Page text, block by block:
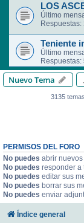
LOS
Último
Respuestas:
Teniente
Último
Respuestas:
Nuevo Tema
3135 temas
PERMISOS DEL FORO
No puedes abrir
No puedes responder a
No puedes editar sus
No puedes borrar sus
No puedes enviar
Índice general